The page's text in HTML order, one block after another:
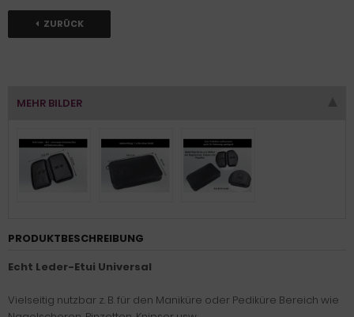
ZURÜCK
MEHR BILDER
PRODUKTBESCHREIBUNG
Echt Leder-Etui Universal
Vielseitig nutzbar z. B. für den Maniküre oder Pediküre Bereich wie